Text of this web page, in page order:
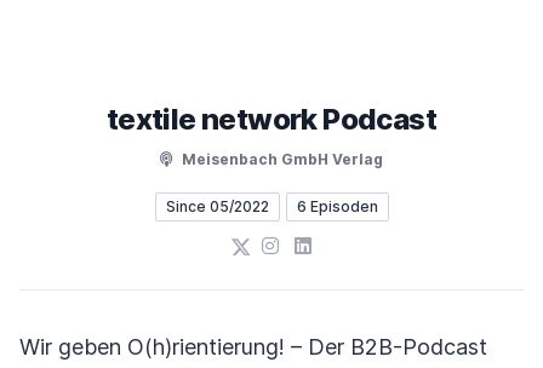
textile network Podcast
Meisenbach GmbH Verlag
Since 05/2022 6 Episoden
X Instagram
LinkedIn
Wir geben O(h)rientierung! – Der B2B-Podcast